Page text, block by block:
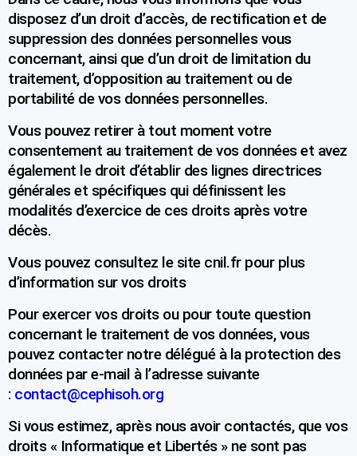
disposez d’un droit d’accès, de rectification et de
suppression des données personnelles vous
concernant, ainsi que d’un droit de limitation du
traitement, d’opposition au traitement ou de
portabilité de vos données personnelles.
Vous pouvez retirer à tout moment votre
consentement au traitement de vos données et avez
également le droit d’établir des lignes directrices
générales et spécifiques qui définissent les
modalités d’exercice de ces droits après votre
décès.
Vous pouvez consultez le site cnil.fr pour plus
d’information sur vos droits
Pour exercer vos droits ou pour toute question
concernant le traitement de vos données, vous
pouvez contacter notre délégué à la protection des
données par e-mail à l’adresse suivante
: contact@cephisoh.org
Si vous estimez, après nous avoir contactés, que vos
droits « Informatiqueet Libertés » ne sont pas